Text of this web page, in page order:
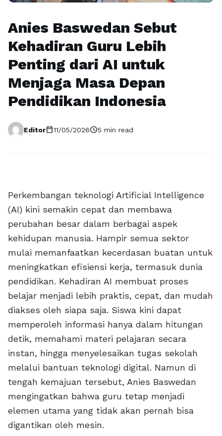
Anies Baswedan Sebut
Kehadiran Guru Lebih
Penting dari AI untuk
Menjaga Masa Depan
Pendidikan Indonesia
Editorcalendar_today11/05/2026schedule5 min read
Perkembangan teknologi Artificial Intelligence
(AI) kini semakin cepat dan membawa
perubahan besar dalam berbagai aspek
kehidupan manusia. Hampir semua sektor
mulai memanfaatkan kecerdasan buatan untuk
meningkatkan efisiensi kerja, termasuk dunia
pendidikan. Kehadiran AI membuat proses
belajar menjadi lebih praktis, cepat, dan mudah
diakses oleh siapa saja. Siswa kini dapat
memperoleh informasi hanya dalam hitungan
detik, memahami materi pelajaran secara
instan, hingga menyelesaikan tugas sekolah
melalui bantuan teknologi digital. Namun di
tengah kemajuan tersebut, Anies Baswedan
mengingatkan bahwa guru tetap menjadi
elemen utama yang tidak akan pernah bisa
digantikan oleh mesin.